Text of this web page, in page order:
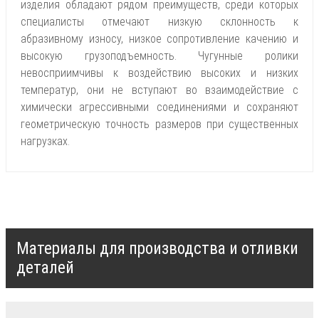
изделия обладают рядом преимуществ, среди которых
специалисты отмечают низкую склонность к
абразивному износу, низкое сопротивление качению и
высокую грузоподъемность. Чугунные ролики
невосприимчивы к воздействию высоких и низких
температур, они не вступают во взаимодействие с
химически агрессивными соединениями и сохраняют
геометрическую точность размеров при существенных
нагрузках.
Материалы для производства и отливки
деталей